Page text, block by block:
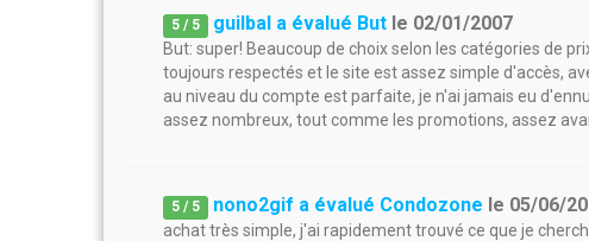
5 / 5 guilbal a évalué But le 02/01/2007
But: super! Beaucoup de choix selon les catégories de
toujours respectés et le site est assez simple d'accès,
au niveau du compte est parfaite, je n'ai jamais eu
assez nombreux, tout comme les promotions, assez
5 / 5 nono2gif a évalué Condozone le 05/06/
achat très simple, j'ai rapidement trouvé ce que je